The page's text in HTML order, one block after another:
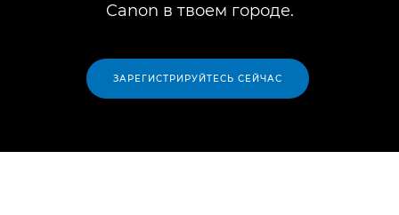
Canon в твоем городе.
ЗАРЕГИСТРИРУЙТЕСЬ СЕЙЧАС